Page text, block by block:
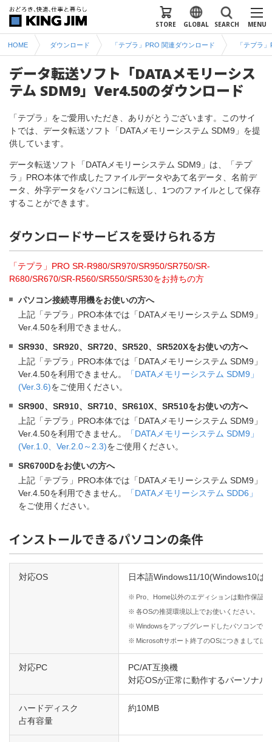
MENU
SEARCH
GLOBAL
STORE
HOME ダウンロード 「テプラ」PRO 関連ダウンロード 「テプラ
データ転送ソフト「DATAメモリーシス
テム SDM9」Ver4.50のダウンロード
「テプラ」をご愛用いただき、ありがとうございます。このサイ
トでは、データ転送ソフト「DATAメモリーシステム SDM9」を提
供しています。
データ転送ソフト「DATAメモリーシステム SDM9」は、「テプ
ラ」PRO本体で作成したファイルデータやあて名データ、名前デ
ータ、外字データをパソコンに転送し、1つのファイルとして保存
することができます。
ダウンロードサービスを受けられる方
「テプラ」PRO SR-R980/SR970/SR950/SR750/SR-
R680/SR670/SR-R560/SR550/SR530をお持ちの方
パソコン接続専用機をお使いの方へ
上記「テプラ」PRO本体では「DATAメモリーシステム SDM9」
Ver.4.50を利用できません。
SR930、SR920、SR720、SR520、SR520Xをお使いの方へ
上記「テプラ」PRO本体では「DATAメモリーシステム SDM9」
Ver.4.50を利用できません。
「DATAメモリーシステム SDM9」
(Ver.3.6)をご使用ください。
SR900、SR910、SR710、SR610X、SR510をお使いの方へ
上記「テプラ」PRO本体では「DATAメモリーシステム SDM9」
Ver.4.50を利用できません。
「DATAメモリーシステム SDM9」
(Ver.1.0、Ver.2.0～2.3)をご使用ください。
SR6700Dをお使いの方へ
上記「テプラ」PRO本体では「DATAメモリーシステム SDM9」
Ver.4.50を利用できません。
「DATAメモリーシステム SDD6」
をご使用ください。
インストールできるパソコンの条件
対応OS 日本語Windows11/10(Windows10は
※ Pro、Home以外のエディションは動作保証
※ 各OSの推奨環境以上でお使いください。
※ Windowsをアップグレードしたパソコンで
※ Microsoftサポート終了のOSにつきましては
対応PC
PC/AT互換機
対応OSが正常に動作するパーソナル
ハードディスク
占有容量
約10MB